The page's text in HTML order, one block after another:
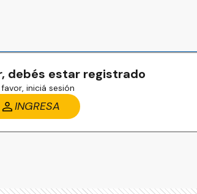
debés estar registrado
iniciá sesión
INGRESA